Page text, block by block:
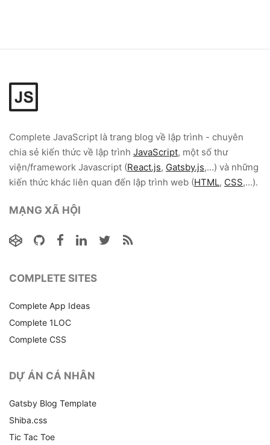
Complete JavaScript là trang blog về lập trình - chuyên
chia sẻ kiến thức về lập trình JavaScript, một số thư
viện/framework Javascript (React.js, Gatsby.js,...) và những
kiến thức khác liên quan đến lập trình web (HTML, CSS,...).
MẠNG XÃ HỘI
COMPLETE SITES
Complete App Ideas
Complete 1LOC
Complete CSS
DỰ ÁN CÁ NHÂN
Gatsby Blog Template
Shiba.css
Tic Tac Toe